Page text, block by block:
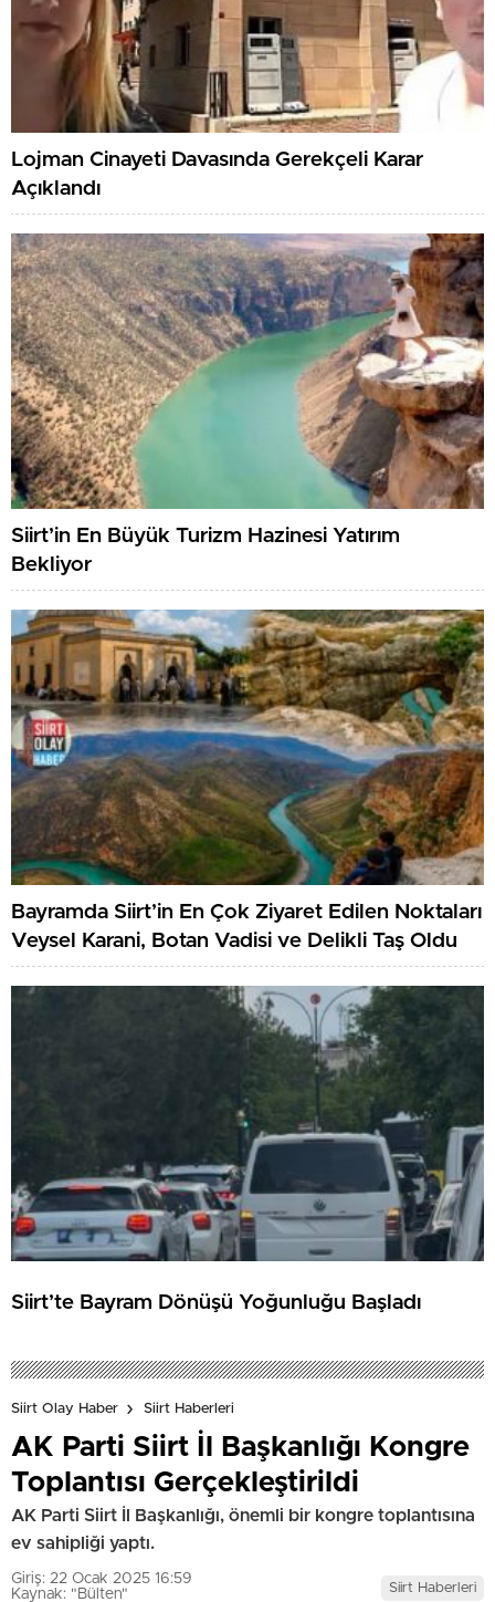
Lojman Cinayeti Davasında Gerekçeli Karar
Açıklandı
Siirt’in En Büyük Turizm Hazinesi Yatırım
Bekliyor
Bayramda Siirt’in En Çok Ziyaret Edilen Noktaları
Veysel Karani, Botan Vadisi ve Delikli Taş Oldu
Siirt’te Bayram Dönüşü Yoğunluğu Başladı
Siirt Olay Haber Siirt Haberleri
AK Parti Siirt İl Başkanlığı Kongre
Toplantısı Gerçekleştirildi
AK Parti Siirt İl Başkanlığı, önemli bir kongre toplantısına
ev sahipliği yaptı.
Giriş: 22 Ocak 2025 16:59
Kaynak: "Bülten"
Siirt Haberleri